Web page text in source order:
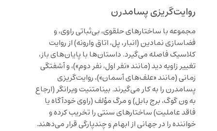
روایت‌گریزی پسامدرن
مجموعه با ساختارهای حلقوی، بی‌ثباتی راوی، و
فضاسازی نمادین (انبار، پل، اتاق وارونه) از روایت
کلاسیک فاصله می‌گیرد. داستان‌ها با پایان‌های باز،
تغییر زاویه دید (مانند «نفر اول، نفر دوم»)، و آشفتگی
زمانی (مانند «علف‌های آسمان»)، روایت‌گریزی
پسامدرن را به کار می‌گیرند. بینامتنیت ویرانگر (ارجاع
به ون گوگ، برج بابل) و مرگ مؤلف (راوی خودآگاه یا
فاقد عاملیت) ساختارهای سنتی را تخریب کرده و
خواننده را در جهانی از ابهام و چندپارگی قرار می‌دهند.